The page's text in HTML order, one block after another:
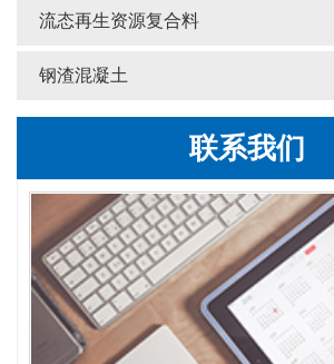
流态再生资源复合料
钢渣混凝土
联系我们